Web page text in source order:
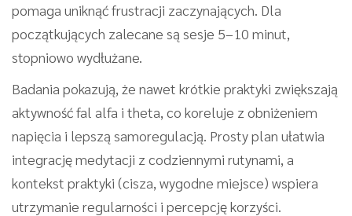
pomaga uniknąć frustracji zaczynających. Dla
początkujących zalecane są sesje 5–10 minut,
stopniowo wydłużane.
Badania pokazują, że nawet krótkie praktyki zwiększają
aktywność fal alfa i theta, co koreluje z obniżeniem
napięcia i lepszą samoregulacją. Prosty plan ułatwia
integrację medytacji z codziennymi rutynami, a
kontekst praktyki (cisza, wygodne miejsce) wspiera
utrzymanie regularności i percepcję korzyści.